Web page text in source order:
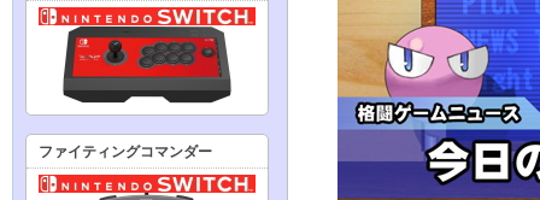
ファイティングコマンダー